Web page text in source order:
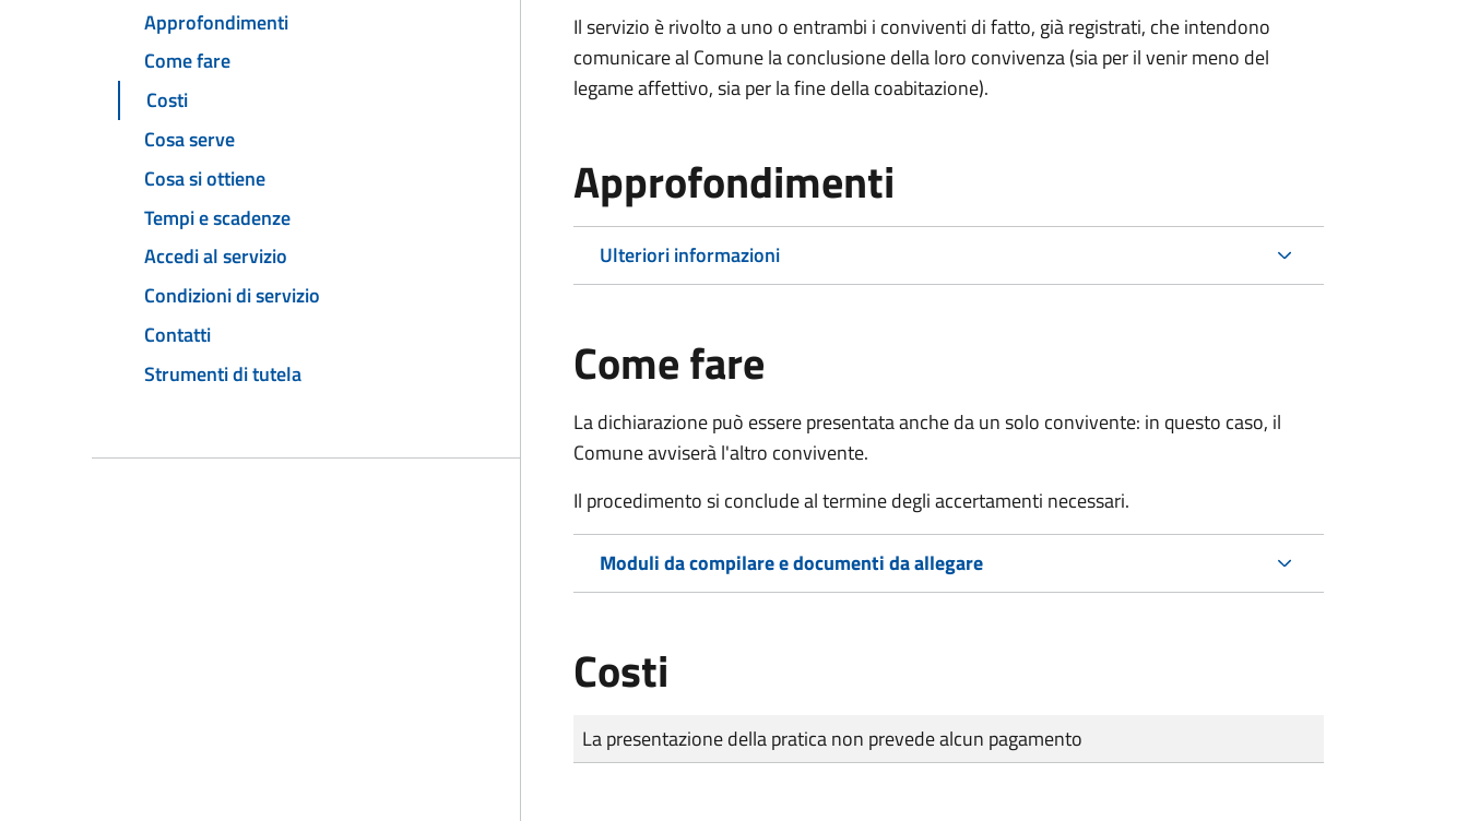
Approfondimenti
Come fare
Costi
Cosa serve
Cosa si ottiene
Tempi e scadenze
Accedi al servizio
Condizioni di servizio
Contatti
Strumenti di tutela
Il servizio è rivolto a uno o entrambi i conviventi di fatto, già registrati, che intendono
comunicare al Comune la conclusione della loro convivenza (sia per il venir meno del
legame affettivo, sia per la fine della coabitazione).
Approfondimenti
Ulteriori informazioni
Come fare
La dichiarazione può essere presentata anche da un solo convivente: in questo caso, il
Comune avviserà l'altro convivente.
Il procedimento si conclude al termine degli accertamenti necessari.
Moduli da compilare e documenti da allegare
Costi
Tipo di pagamento
Importo
La presentazione della pratica non prevede alcun pagamento